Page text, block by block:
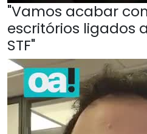
"Vamos acabar
escritórios ligados
STF"